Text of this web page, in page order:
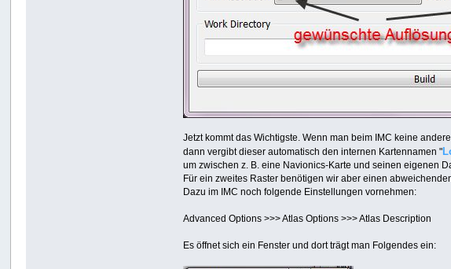
Jetzt kommt das Wichtigste. Wenn man beim IMC keine
dann vergibt dieser automatisch den internen Kartennamen "
um zwischen z. B. eine Navionics-Karte und seinen eigenen
Für ein zweites Raster benötigen wir aber einen
Dazu im IMC noch folgende Einstellungen vornehmen:
Advanced Options >>> Atlas Options >>> Atlas Description
Es öffnet sich ein Fenster und dort trägt man Folgendes ein: